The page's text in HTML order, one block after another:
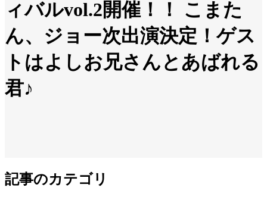
ィバルvol.2開催！！ こまた
ん、ジョー次出演決定！ゲス
トはよしお兄さんとあばれる
君♪
記事のカテゴリ